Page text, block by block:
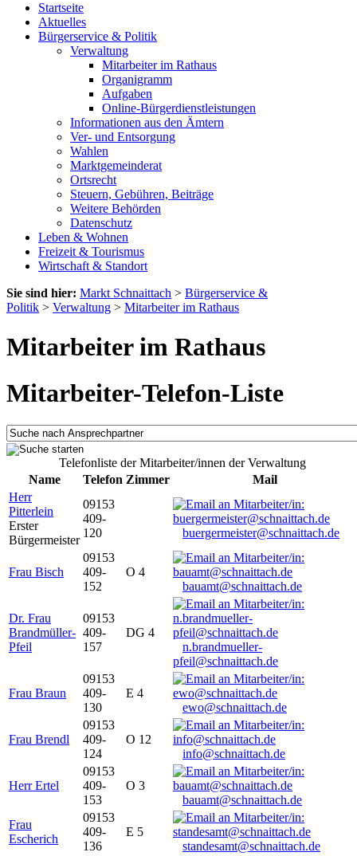
Startseite
Aktuelles
Bürgerservice & Politik
Verwaltung
Mitarbeiter im Rathaus
Organigramm
Aufgaben
Online-Bürgerdienstleistungen
Informationen aus den Ämtern
Ver- und Entsorgung
Wahlen
Marktgemeinderat
Ortsrecht
Steuern, Gebühren, Beiträge
Weitere Behörden
Datenschutz
Leben & Wohnen
Freizeit & Tourismus
Wirtschaft & Standort
Sie sind hier: Markt Schnaittach > Bürgerservice &
Politik > Verwaltung > Mitarbeiter im Rathaus
Mitarbeiter im Rathaus
Mitarbeiter-Telefon-Liste
Telefonliste der Mitarbeiter/innen der Verwaltung
Name
Telefon Zimmer
Mail
Herr
Pitterlein
Erster
Bürgermeister
09153
409-
120
buergermeister@schnaittach.de
Frau Bisch
09153
409-
152
O 4
bauamt@schnaittach.de
Dr. Frau
Brandmüller-
Pfeil
09153
409-
157
DG 4
n.brandmueller-
pfeil@schnaittach.de
Frau Braun
09153
409-
130
E 4
ewo@schnaittach.de
Frau Brendl
09153
409-
124
O 12
info@schnaittach.de
Herr Ertel
09153
409-
153
O 3
bauamt@schnaittach.de
Frau
Escherich
09153
409-
136
E 5
standesamt@schnaittach.de